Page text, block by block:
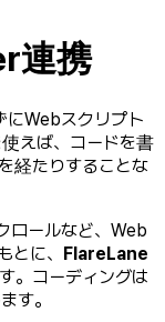
連携
にWebスクリプト
えば、コードを書
経たりすることな
ロールなど、Web
に、 FlareLane
。コーディングは
す。